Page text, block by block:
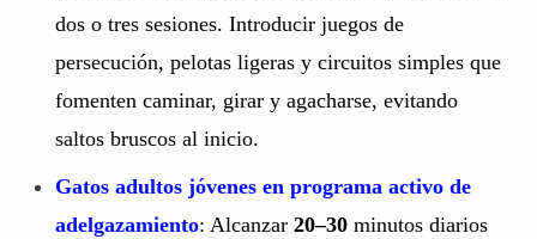
dos o tres sesiones. Introducir juegos de
persecución, pelotas ligeras y circuitos simples que
fomenten caminar, girar y agacharse, evitando
saltos bruscos al inicio.
Gatos adultos jóvenes en programa activo de
adelgazamiento: Alcanzar 20–30 minutos diarios